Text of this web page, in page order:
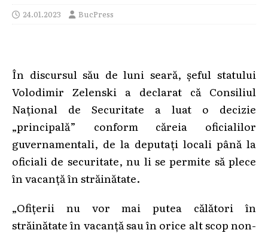
24.01.2023 BucPress
În discursul său de luni seară, șeful statului
Volodimir Zelenski a declarat că Consiliul
Naţional de Securitate a luat o decizie
„principală” conform căreia oficialilor
guvernamentali, de la deputaţi locali până la
oficiali de securitate, nu li se permite să plece
în vacanţă în străinătate.
„Ofiţerii nu vor mai putea călători în
străinătate în vacanţă sau în orice alt scop non-